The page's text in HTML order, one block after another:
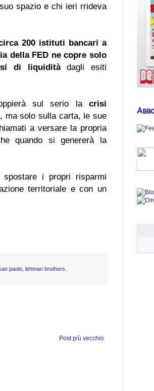
spazio e chi ieri rrideva
200 istituti bancari a
della FED ne copre solo
di liquiditàdagli esiti
sul serio la crisi
ma solo sulla carta, le sue
a versare la propria
quando si genererà la
i propri risparmi
territoriale e con un
paolo, lehman brothers,
Post più vecchio